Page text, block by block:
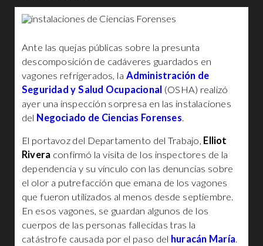
Ante las quejas públicas sobre la presunta
descomposición de cadáveres guardados en
vagones refrigerados, la Administración de
Seguridad y Salud Ocupacional (OSHA) realizó
ayer una inspección sorpresa en las instalaciones
del Negociado de Ciencias Forenses.
El portavoz del Departamento del Trabajo, Elliot
Rivera confirmó la visita de los inspectores de la
dependencia y su vínculo con las denuncias sobre
el olor a putrefacción que emana de los vagones
que fueron utilizados al menos desde septiembre.
En esos vagones, se guardan algunos de los
cuerpos de las personas fallecidas tras la
catástrofe causada por el paso del huracán María.